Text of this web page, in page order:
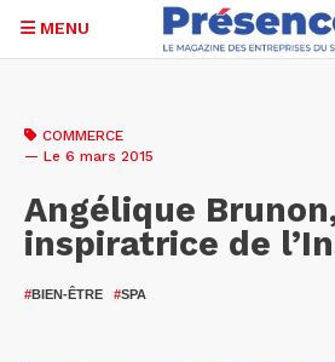
contenu
MENU
COMMERCE
— Le 6 mars 2015
Angélique
inspiratrice de
#BIEN-ÊTRE #SPA